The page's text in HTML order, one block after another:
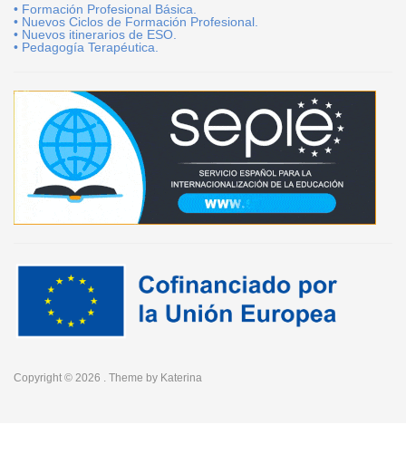
• Formación Profesional Básica.
• Nuevos Ciclos de Formación Profesional.
• Nuevos itinerarios de ESO.
• Pedagogía Terapéutica.
Copyright © 2026 . Theme by Katerina